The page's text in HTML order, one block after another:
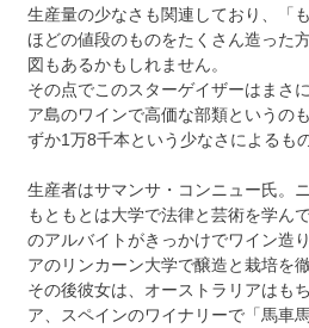
生産量の少なさも関連しており、「
ほどの値段のものをたくさん造った
図もあるかもしれません。
その点でこのスターゲイザーはまさ
ア島のワインで高価な部類というの
ずか1万8千本という少なさによるも
生産者はサマンサ・コンニュー氏。
もともとは大学で法律と芸術を学ん
のアルバイトがきっかけでワイン造
アのリンカーン大学で醸造と栽培を
その後彼女は、オーストラリアはも
ア、スペインのワイナリーで「馬車